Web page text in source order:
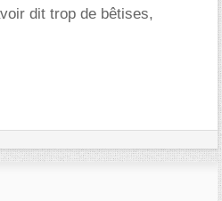
dit trop de bêtises,